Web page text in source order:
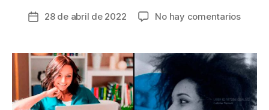
Fecha
entrada
28 de abril de 2022 No hay comentariosen
de
las
Niñas
en